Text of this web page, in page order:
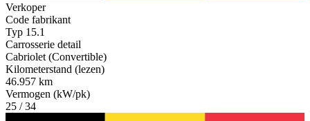
Verkoper
Code fabrikant
Typ 15.1
Carrosserie detail
Cabriolet (Convertible)
Kilometerstand (lezen)
46.957 km
Vermogen (kW/pk)
25 / 34